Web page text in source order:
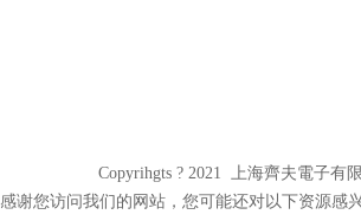
Copyrihgts ? 2021 上海齊夫電子
感谢您访问我们的网站，您可能还对以下资源感